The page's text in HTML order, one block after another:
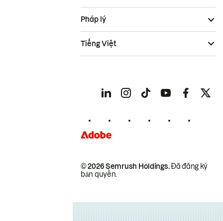
© 2026 Semrush Holdings.Đã đăng ký
bản quyền.
Pháp lý
Tiếng Việt